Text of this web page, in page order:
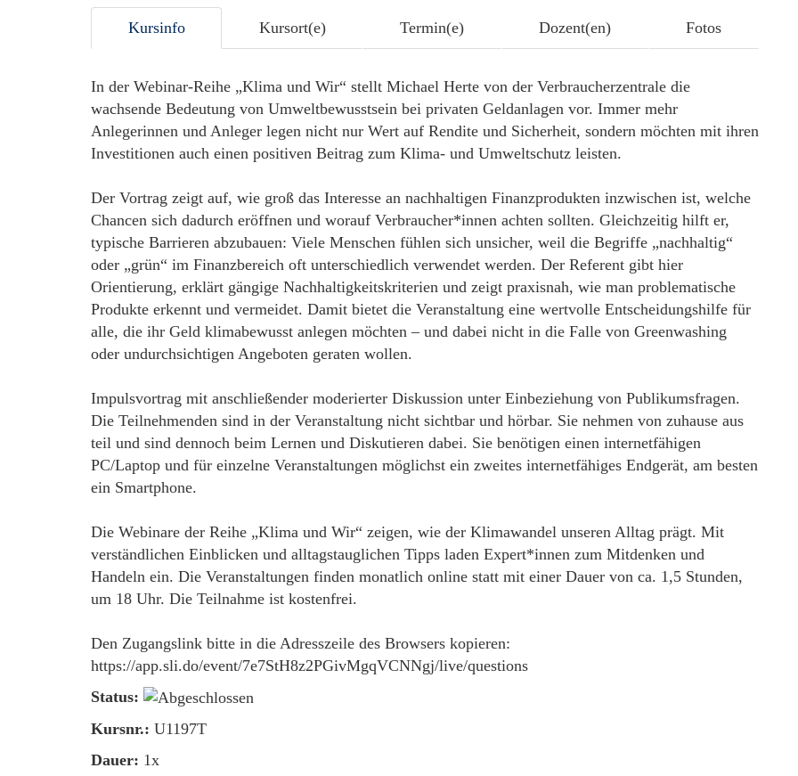
Kursinfo Kursort(e) Termin(e) Dozent(en) Fotos
In der Webinar-Reihe „Klima und Wir“ stellt Michael Herte von der Verbraucherzentrale die
wachsende Bedeutung von Umweltbewusstsein bei privaten Geldanlagen vor. Immer mehr
Anlegerinnen und Anleger legen nicht nur Wert auf Rendite und Sicherheit, sondern möchten mit ihren
Investitionen auch einen positiven Beitrag zum Klima- und Umweltschutz leisten.
Der Vortrag zeigt auf, wie groß das Interesse an nachhaltigen Finanzprodukten inzwischen ist, welche
Chancen sich dadurch eröffnen und worauf Verbraucher*innen achten sollten. Gleichzeitig hilft er,
typische Barrieren abzubauen: Viele Menschen fühlen sich unsicher, weil die Begriffe „nachhaltig“
oder „grün“ im Finanzbereich oft unterschiedlich verwendet werden. Der Referent gibt hier
Orientierung, erklärt gängige Nachhaltigkeitskriterien und zeigt praxisnah, wie man problematische
Produkte erkennt und vermeidet. Damit bietet die Veranstaltung eine wertvolle Entscheidungshilfe für
alle, die ihr Geld klimabewusst anlegen möchten – und dabei nicht in die Falle von Greenwashing
oder undurchsichtigen Angeboten geraten wollen.
Impulsvortrag mit anschließender moderierter Diskussion unter Einbeziehung von Publikumsfragen.
Die Teilnehmenden sind in der Veranstaltung nicht sichtbar und hörbar. Sie nehmen von zuhause aus
teil und sind dennoch beim Lernen und Diskutieren dabei. Sie benötigen einen internetfähigen
PC/Laptop und für einzelne Veranstaltungen möglichst ein zweites internetfähiges Endgerät, am besten
ein Smartphone.
Die Webinare der Reihe „Klima und Wir“ zeigen, wie der Klimawandel unseren Alltag prägt. Mit
verständlichen Einblicken und alltagstauglichen Tipps laden Expert*innen zum Mitdenken und
Handeln ein. Die Veranstaltungen finden monatlich online statt mit einer Dauer von ca. 1,5 Stunden,
um 18 Uhr. Die Teilnahme ist kostenfrei.
Den Zugangslink bitte in die Adresszeile des Browsers kopieren:
https://app.sli.do/event/7e7StH8z2PGivMgqVCNNgj/live/questions
Status:
Kursnr.: U1197T
Dauer: 1x